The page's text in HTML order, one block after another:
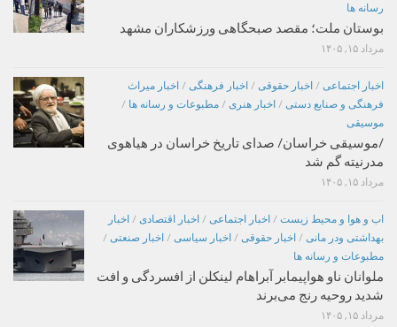
رسانه ها
بوستان ملت؛ مقصد صبحگاهی ورزشکاران مشهد
مرداد ۱۵, ۱۴۰۵
اخبار اجتماعی / اخبار حقوقی / اخبار فرهنگی / اخبار میراث
فرهنگی و صنایع دستی / اخبار هنری / مطبوعات و رسانه ها /
موسیقی
/موسیقی خراسان/ صدای تاریخ خراسان در هیاهوی
مدرنیته گم شد
مرداد ۱۵, ۱۴۰۵
اب و هوا و محیط زیست / اخبار اجتماعی / اخبار اقتصادی / اخبار
بهداشتی ودر مانی / اخبار حقوقی / اخبار سیاسی / اخبار صنعتی /
مطبوعات و رسانه ها
ملوانان ناو هواپیمابر آبراهام لینکلن از افسردگی و افت
شدید روحیه رنج می‌برند
مرداد ۱۵, ۱۴۰۵